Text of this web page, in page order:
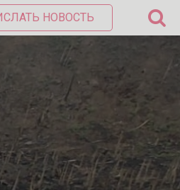
ПРИСЛАТЬ НОВОСТЬ